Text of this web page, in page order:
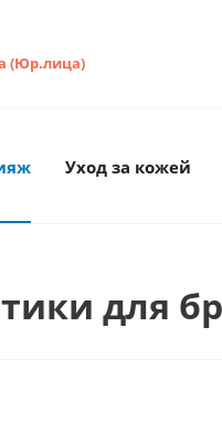
(Юр.лица)
Уход за кожей
для